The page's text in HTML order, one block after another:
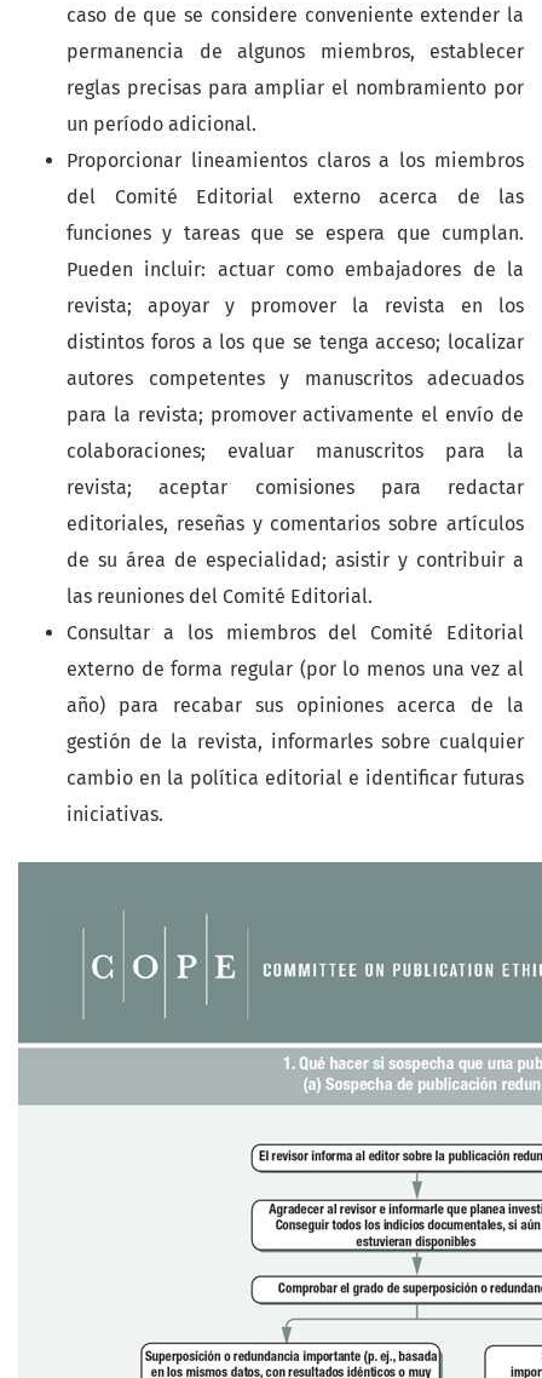
caso de que se considere conveniente extender la
permanencia de algunos miembros, establecer
reglas precisas para ampliar el nombramiento por
un período adicional.
Proporcionar lineamientos claros a los miembros
del Comité Editorial externo acerca de las
funciones y tareas que se espera que cumplan.
Pueden incluir: actuar como embajadores de la
revista; apoyar y promover la revista en los
distintos foros a los que se tenga acceso; localizar
autores competentes y manuscritos adecuados
para la revista; promover activamente el envío de
colaboraciones; evaluar manuscritos para la
revista; aceptar comisiones para redactar
editoriales, reseñas y comentarios sobre artículos
de su área de especialidad; asistir y contribuir a
las reuniones del Comité Editorial.
Consultar a los miembros del Comité Editorial
externo de forma regular (por lo menos una vez al
año) para recabar sus opiniones acerca de la
gestión de la revista, informarles sobre cualquier
cambio en la política editorial e identificar futuras
iniciativas.